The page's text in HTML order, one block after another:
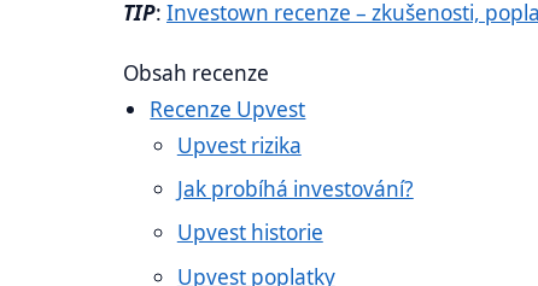
TIP: Investown recenze – zkušenosti,
Obsah recenze
Recenze Upvest
Upvest rizika
Jak probíhá investování?
Upvest historie
Upvest poplatky